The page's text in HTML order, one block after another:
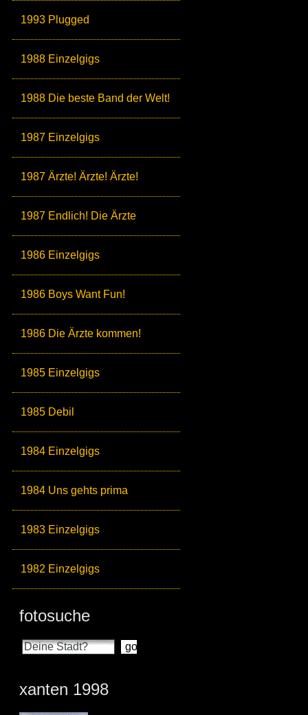
1993 Plugged
1988 Einzelgigs
1988 Die beste Band der Welt!
1987 Einzelgigs
1987 Ärzte! Ärzte! Ärzte!
1987 Endlich! Die Ärzte
1986 Einzelgigs
1986 Boys Want Fun!
1986 Die Ärzte kommen!
1985 Einzelgigs
1985 Debil
1984 Einzelgigs
1984 Uns gehts prima
1983 Einzelgigs
1982 Einzelgigs
fotosuche
xanten 1998